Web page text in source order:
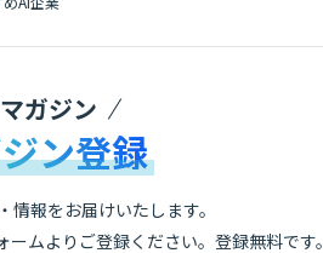
ガジン
ン登録
報をお届けいたします。
ムよりご登録ください。登録無料です。